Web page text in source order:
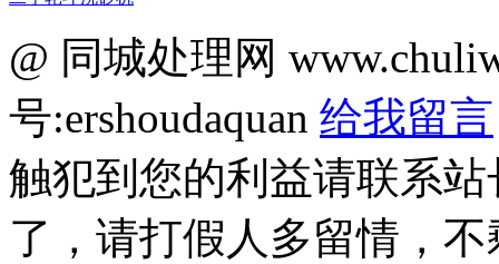
@ 同城处理网
号:ershoudaquan 给我留言
触犯到您的利益请联系
了，请打假人多留情，